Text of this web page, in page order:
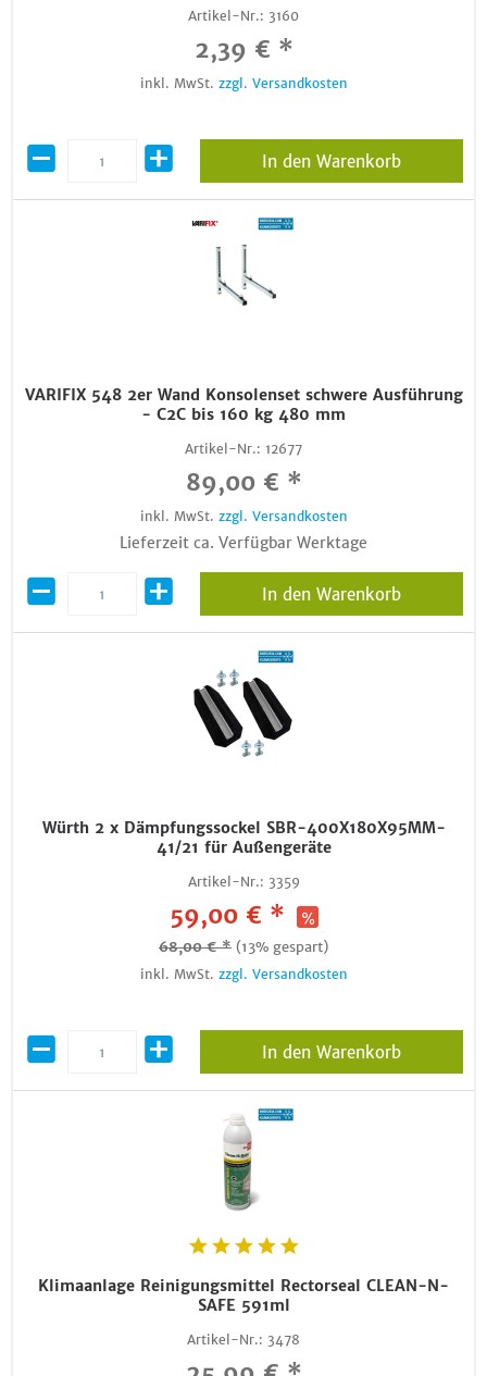
Artikel-Nr.: 3160
2,39 € *
inkl. MwSt. zzgl. Versandkosten
In den Warenkorb
VARIFIX 548 2er Wand Konsolenset schwere Ausführung
- C2C bis 160 kg 480 mm
Artikel-Nr.: 12677
89,00 € *
inkl. MwSt. zzgl. Versandkosten
Lieferzeit ca. Verfügbar Werktage
In den Warenkorb
Würth 2 x Dämpfungssockel SBR-400X180X95MM-
41/21 für Außengeräte
Artikel-Nr.: 3359
59,00 € *
68,00 € * (13% gespart)
inkl. MwSt. zzgl. Versandkosten
In den Warenkorb
Klimaanlage Reinigungsmittel Rectorseal CLEAN-N-
SAFE 591ml
Artikel-Nr.: 3478